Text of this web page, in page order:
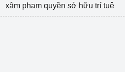
xâm phạm quyền sở hữu trí tuệ